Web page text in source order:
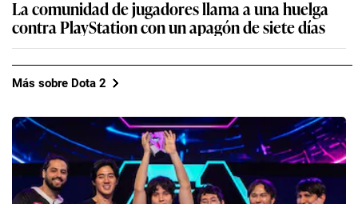
La comunidad de jugadores llama a una huelga
contra PlayStation con un apagón de siete días
Más sobre Dota 2